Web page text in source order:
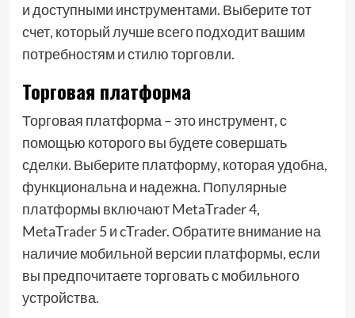
и доступными инструментами. Выберите тот
счет, который лучше всего подходит вашим
потребностям и стилю торговли.
Торговая платформа
Торговая платформа – это инструмент, с
помощью которого вы будете совершать
сделки. Выберите платформу, которая удобна,
функциональна и надежна. Популярные
платформы включают MetaTrader 4,
MetaTrader 5 и cTrader. Обратите внимание на
наличие мобильной версии платформы, если
вы предпочитаете торговать с мобильного
устройства.